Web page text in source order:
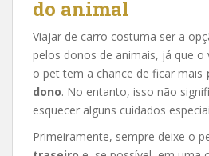
do animal
Viajar de carro costuma ser a
pelos donos de animais, já que o
o pet tem a chance de ficar mais
dono. No entanto, isso não
esquecer alguns cuidados
Primeiramente, sempre deixe o